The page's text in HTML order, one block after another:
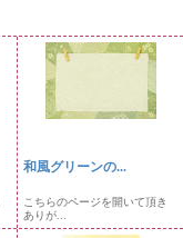
和風グリーンの...
こちらのページを開いて頂き
ありが...